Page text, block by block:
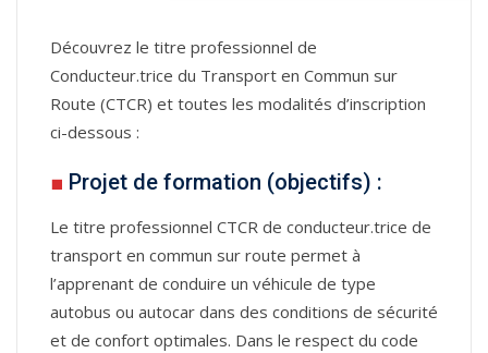
Découvrez le titre professionnel de
Conducteur.trice du Transport en Commun sur
Route (CTCR) et toutes les modalités d’inscription
ci-dessous :
■ Projet de formation (objectifs) :
Le titre professionnel CTCR de conducteur.trice de
transport en commun sur route permet à
l’apprenant de conduire un véhicule de type
autobus ou autocar dans des conditions de sécurité
et de confort optimales. Dans le respect du code